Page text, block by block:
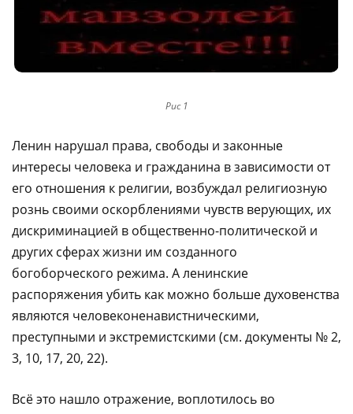
Рис 1
Ленин нарушал права, свободы и законные
интересы человека и гражданина в зависимости от
его отношения к религии, возбуждал религиозную
рознь своими оскорблениями чувств верующих, их
дискриминацией в общественно-политической и
других сферах жизни им созданного
богоборческого режима. А ленинские
распоряжения убить как можно больше духовенства
являются человеконенавистническими,
преступными и экстремистскими (см. документы № 2,
3, 10, 17, 20, 22).
Всё это нашло отражение, воплотилось во